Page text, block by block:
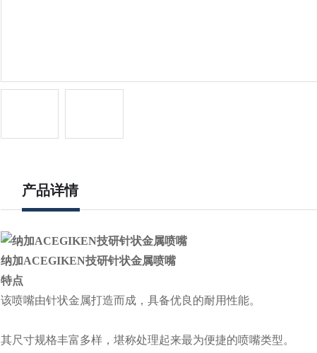
产品详情
纳加ACEGIKEN技研针状金属喷嘴
特点
该喷嘴由针状金属打造而成，具备优良的耐用性能。
其尺寸规格丰富多样，堪称处理起来最为便捷的喷嘴类型。